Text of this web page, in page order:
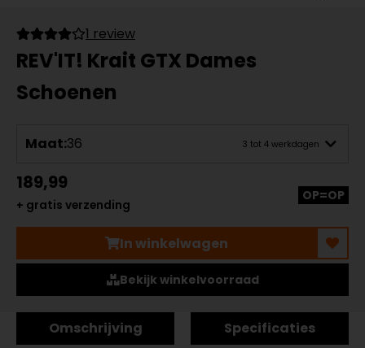
1 review
REV'IT! Krait GTX Dames
Schoenen
Maat:36 3 tot 4 werkdagen
189,99
+ gratis verzending
OP=OP
In winkelwagen
Bekijk winkelvoorraad
Omschrijving Specificaties